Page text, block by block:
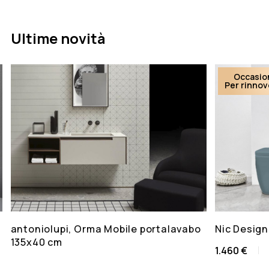
Ultime novità
antoniolupi, Orma Mobile portalavabo
135x40 cm
Per
Nic
1.460 €